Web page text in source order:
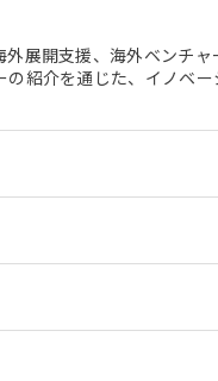
展開支援、海外ベンチ
紹介を通じた、イノベ